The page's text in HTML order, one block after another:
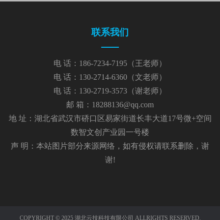
联系我们
电 话：186-7234-7195（王老师）
电 话：130-2714-6360（文老师）
电 话：130-2719-3573（谢老师）
邮 箱：18288136@qq.com
地 址：湖北省武汉市硚口区易家街道长丰大道17号微+空间
数智文创产业园一号楼
声 明：本站图片部分来源网络，如有侵权请联系删除，谢
谢!
COPYRIGHT © 2025 湖北云技科技有限公司 ALLRIGHTS RESERVED.